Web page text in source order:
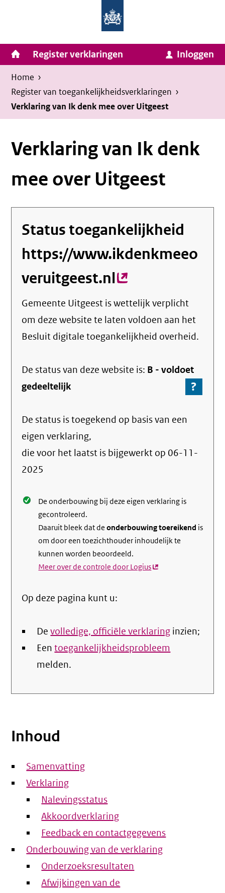
inhoud
van
Zaken
en
Koninkrijksrelaties
Homepage
van
Invulassistent
Toegankelijkheidsverklaring
Toegankelijkheidsverklaring
Hoofdnavigatie
Register verklaringen Inloggen
Kruimelpad
U
bevindt
zich
hier:
Home ›
Register van toegankelijkheids­verklaringen ›
Verklaring van Ik denk mee over Uitgeest
Verklaring van Ik denk
mee over Uitgeest
Status toegankelijkheid
https://www.ikdenkmeeo
veruitgeest.nl(externe
link)
Gemeente Uitgeest is wettelijk verplicht
om deze website te laten voldoen aan het
Besluit digitale toegankelijkheid overheid.
De status van dezewebsite is: B -voldoet
gedeeltelijk
?
Ga
over
De status is toegekend op basis van een
eigen verklaring,
die voor het laatst is bijgewerkt op 06-11-
2025
De onderbouwing bij deze eigen verklaring is
gecontroleerd.
Daaruit bleek dat deonderbouwing toereikend is
om door een toezichthouder inhoudelijk te
kunnen worden beoordeeld.
Meer over de controle door Logius(externe
Op deze pagina kunt u:
Devolledige, officiële verklaring inzien;
Eentoegankelijkheidsprobleem
melden.
Inhoud
Samenvatting
Verklaring
Nalevingsstatus
Akkoordverklaring
Feedback en contactgegevens
Onderbouwing van de verklaring
Onderzoeksresultaten
Afwijkingen van de